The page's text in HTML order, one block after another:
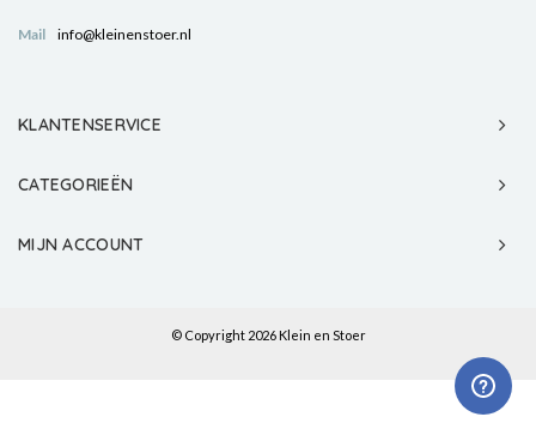
Mail info@kleinenstoer.nl
KLANTENSERVICE
CATEGORIEËN
MIJN ACCOUNT
© Copyright 2026 Klein en Stoer